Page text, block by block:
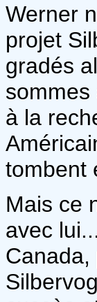
Werner
projet
gradés
à la
tombent
Mais ce
avec